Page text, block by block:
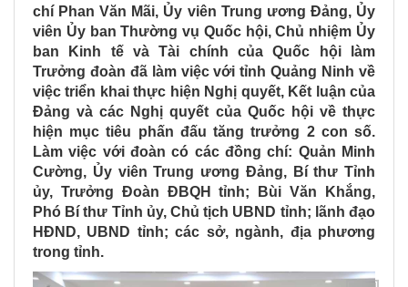
chí Phan Văn Mãi, Ủy viên Trung ương Đảng, Ủy
viên Ủy ban Thường vụ Quốc hội, Chủ nhiệm Ủy
ban Kinh tế và Tài chính của Quốc hội làm
Trưởng đoàn đã làm việc với tỉnh Quảng Ninh về
việc triển khai thực hiện Nghị quyết, Kết luận của
Đảng và các Nghị quyết của Quốc hội về thực
hiện mục tiêu phấn đấu tăng trưởng 2 con số.
Làm việc với đoàn có các đồng chí: Quản Minh
Cường, Ủy viên Trung ương Đảng, Bí thư Tỉnh
ủy, Trưởng Đoàn ĐBQH tỉnh; Bùi Văn Khắng,
Phó Bí thư Tỉnh ủy, Chủ tịch UBND tỉnh; lãnh đạo
HĐND, UBND tỉnh; các sở, ngành, địa phương
trong tỉnh.